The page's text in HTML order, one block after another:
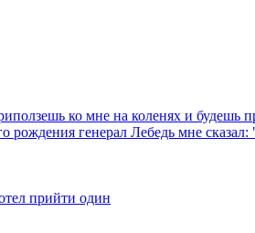
ко мне на коленях и будешь
генерал Лебедь мне сказал:
прийти один